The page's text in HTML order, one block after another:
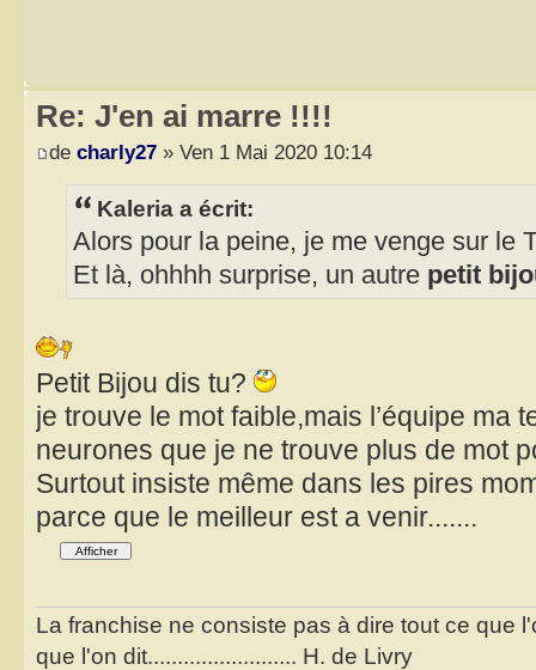
Re: J'en ai marre !!!!
de charly27 » Ven 1 Mai 2020 10:14
Kaleria a écrit:
Alors pour la peine, je me venge sur le
Et là, ohhhh surprise, un autre petit
Petit Bijou dis tu?
je trouve le mot faible,mais l’équipe ma
neurones que je ne trouve plus de mot
Surtout insiste même dans les pires
parce que le meilleur est a venir.......
La franchise ne consiste pas à dire tout ce que
que l'on dit......................... H. de Livry